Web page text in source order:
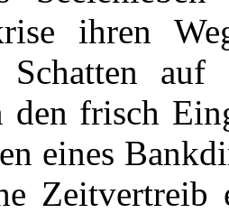
ihren
Schatten
den frisch
eines